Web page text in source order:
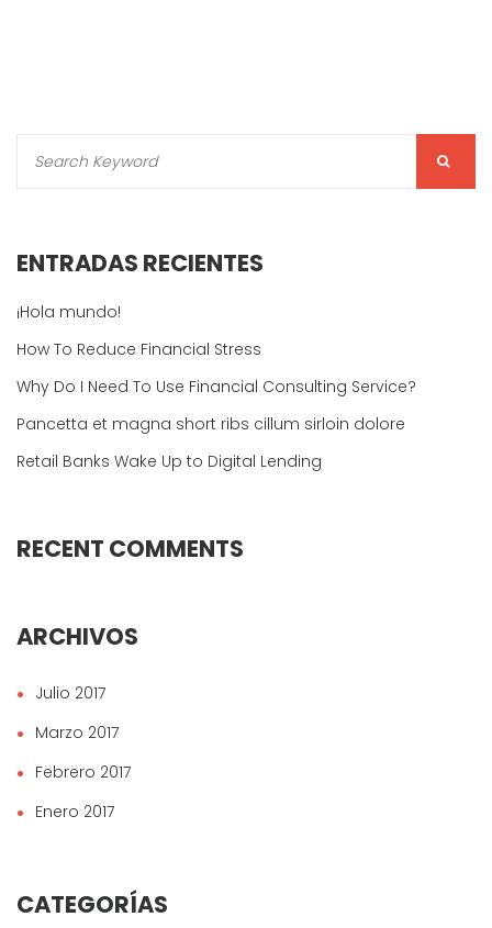
ENTRADAS RECIENTES
¡Hola mundo!
How To Reduce Financial Stress
Why Do I Need To Use Financial Consulting Service?
Pancetta et magna short ribs cillum sirloin dolore
Retail Banks Wake Up to Digital Lending
RECENT COMMENTS
ARCHIVOS
Julio 2017
Marzo 2017
Febrero 2017
Enero 2017
CATEGORÍAS